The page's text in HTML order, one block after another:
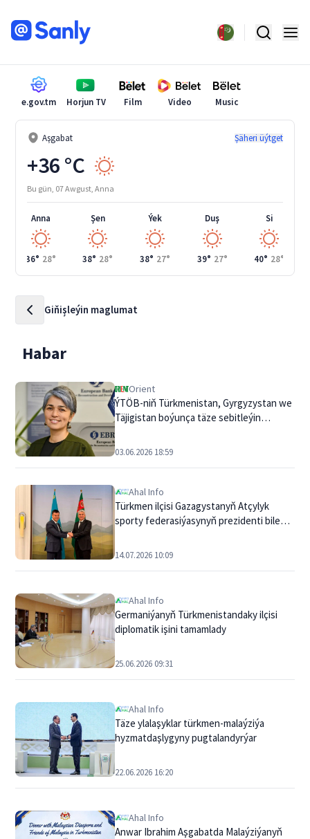
e.gov.tm Horjun TV Film Video Music
Aşgabat Şäheri üýtget
+36 °C
Bu gün, 07 Awgust, Anna
Anna
36° 28°
Şen
38° 28°
Ýek
38° 27°
Duş
39° 27°
Si
40° 28°
Giňişleýin maglumat
Habar
Orient
ÝTÖB-niň Türkmenistan, Gyrgyzystan we
Täjigistan boýunça täze sebitleýin
03.06.2026 18:59
Ahal Info
Türkmen ilçisi Gazagystanyň Atçylyk
sporty federasiýasynyň prezidenti bilen
14.07.2026 10:09
Ahal Info
Germaniýanyň Türkmenistandaky ilçisi
diplomatik işini tamamlady
25.06.2026 09:31
Ahal Info
Täze ylalaşyklar türkmen-malaýziýa
hyzmatdaşlygyny pugtalandyrýar
22.06.2026 16:20
Ahal Info
Anwar Ibrahim Aşgabatda Malaýziýanyň